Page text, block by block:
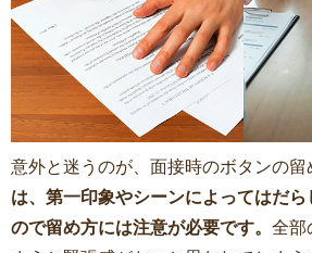
意外と迷うのが、面接時のボタンの留
は、第一印象やシーンによってはだら
ので留め方には注意が必要です。 全部